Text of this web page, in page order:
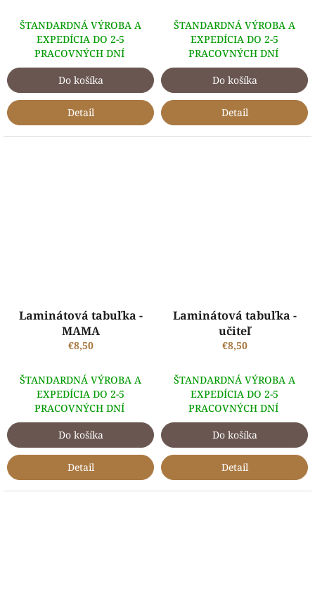
ŠTANDARDNÁ VÝROBA A
EXPEDÍCIA DO 2-5
PRACOVNÝCH DNÍ
Do košíka
Detail
ŠTANDARDNÁ VÝROBA A
EXPEDÍCIA DO 2-5
PRACOVNÝCH DNÍ
Do košíka
Detail
Laminátová tabuľka -
MAMA
€8,50
ŠTANDARDNÁ VÝROBA A
EXPEDÍCIA DO 2-5
PRACOVNÝCH DNÍ
Do košíka
Detail
Laminátová tabuľka -
učiteľ
€8,50
ŠTANDARDNÁ VÝROBA A
EXPEDÍCIA DO 2-5
PRACOVNÝCH DNÍ
Do košíka
Detail